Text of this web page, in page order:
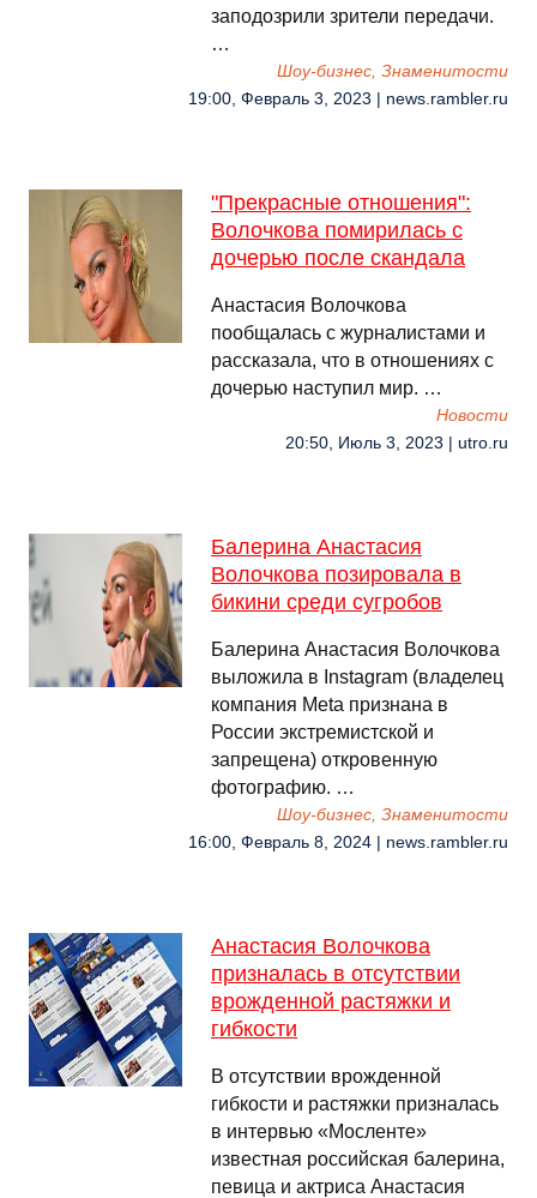
заподозрили зрители передачи.
…
Шоу-бизнес, Знаменитости
19:00, Февраль 3, 2023 | news.rambler.ru
"Прекрасные отношения":
Волочкова помирилась с
дочерью после скандала
Анастасия Волочкова
пообщалась с журналистами и
рассказала, что в отношениях с
дочерью наступил мир. …
Новости
20:50, Июль 3, 2023 | utro.ru
Балерина Анастасия
Волочкова позировала в
бикини среди сугробов
Балерина Анастасия Волочкова
выложила в Instagram (владелец
компания Meta признана в
России экстремистской и
запрещена) откровенную
фотографию. …
Шоу-бизнес, Знаменитости
16:00, Февраль 8, 2024 | news.rambler.ru
Анастасия Волочкова
призналась в отсутствии
врожденной растяжки и
гибкости
В отсутствии врожденной
гибкости и растяжки призналась
в интервью «Мосленте»
известная российская балерина,
певица и актриса Анастасия